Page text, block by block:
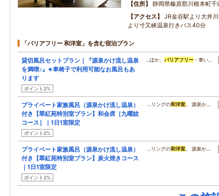
住所
静岡県榛原郡川根本町千
アクセス
JR金谷駅より大井
より寸又峡温泉行きバス40分
「バリアフリー 和洋室」を含む宿泊プラン
貸切風呂セットプラン｜『源泉かけ流し温泉
を満喫♪』※車椅子で利用可能なお風呂もあ
ります
ポイント2%
…ほか、 バリアフリー ・車い…
プライベート家族風呂（源泉かけ流し温泉）
付き【翠紅苑特別室プラン】和会席［九曜紋
コース］｜1日1室限定
ポイント2%
…リングの和洋室 。 源泉か…
プライベート家族風呂（源泉かけ流し温泉）
付き【翠紅苑特別室プラン】炭火焼きコース
｜1日1室限定
ポイント2%
…リングの和洋室 。 源泉か…